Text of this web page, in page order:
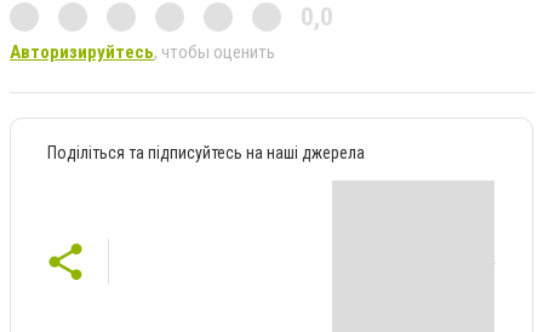
0,0
Авторизируйтесь, чтобы оценить
Поділіться та підписуйтесь на наші джерела